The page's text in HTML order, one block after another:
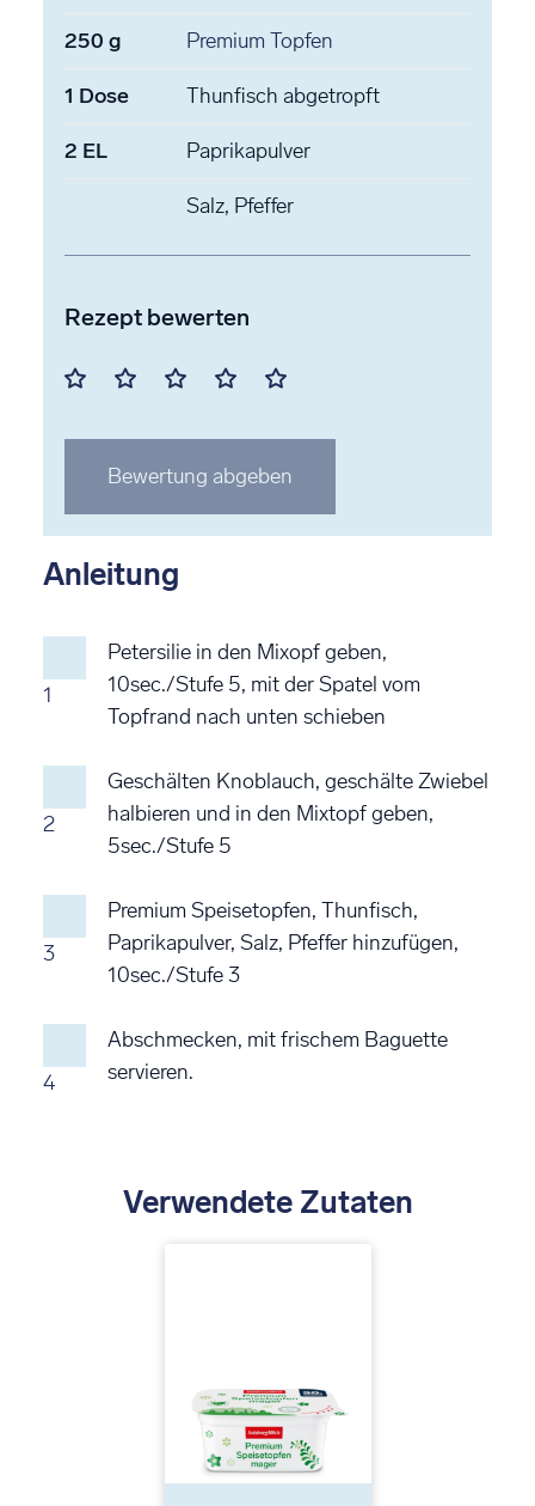
250 g Premium Topfen
1 Dose Thunfisch abgetropft
2 EL Paprikapulver
Salz, Pfeffer
Rezept bewerten
Mit
Stern
bewerten
Mit
Stern
bewerten
Mit
Stern
bewerten
Mit
Stern
bewerten
Mit
Stern
bewerten
Bewertung abgeben
Anleitung
1
Petersilie in den Mixopf geben,
10sec./Stufe 5, mit der Spatel vom
Topfrand nach unten schieben
2
Geschälten Knoblauch, geschälte Zwiebel
halbieren und in den Mixtopf geben,
5sec./Stufe 5
3
Premium Speisetopfen, Thunfisch,
Paprikapulver, Salz, Pfeffer hinzufügen,
10sec./Stufe 3
4
Abschmecken, mit frischem Baguette
servieren.
Verwendete Zutaten